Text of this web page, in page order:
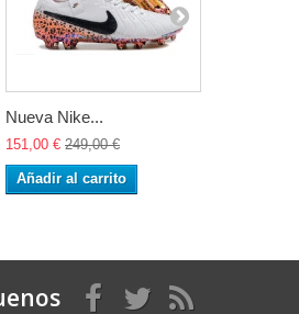
Nueva Nike...
151,00 € 249,00 €
Añadir al carrito